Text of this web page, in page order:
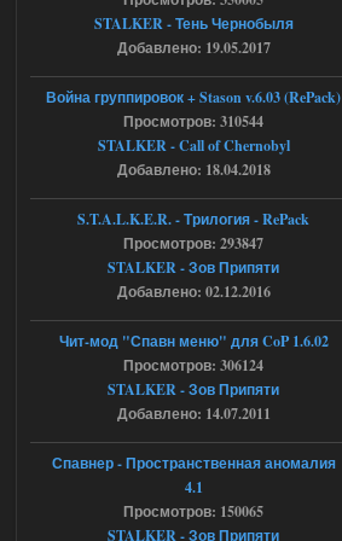
Ответить ➤
04.08.2026
Объединенный Пак 2 + OGSR +
STCoP WP 3.4
16:48
Stalker-Mods-Clan-su
Доступно только для пользователей
Объединенный Пак 2 + OGSR +
STCoP WP 3.4
andreyforest1993
вот ещё этот же трелер с
вашего сайта, https://stalker-
mods.su/news/op_2_ogsr_stcop_wp_3_4
_trejler_2022/2022-11-30-6818
STALKER - Тень Чернобыля
Добавлено: 19.05.2017
Война группировок + Stason v.6.03 (RePack)
Просмотров: 310544
STALKER - Call of Chernobyl
Добавлено: 18.04.2018
S.T.A.L.K.E.R. - Трилогия - RePack
Просмотров: 293847
STALKER - Зов Припяти
Добавлено: 02.12.2016
Чит-мод "Спавн меню" для CoP 1.6.02
Просмотров: 306124
STALKER - Зов Припяти
Добавлено: 14.07.2011
Спавнер - Пространственная аномалия
4.1
Просмотров: 150065
STALKER - Зов Припяти